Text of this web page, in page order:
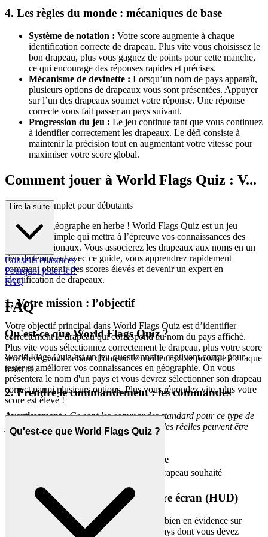
4. Les règles du monde : mécaniques de base
Système de notation : Votre score augmente à chaque
identification correcte de drapeau. Plus vite vous choisissez le
bon drapeau, plus vous gagnez de points pour cette manche,
ce qui encourage des réponses rapides et précises.
Mécanisme de devinette : Lorsqu’un nom de pays apparaît,
plusieurs options de drapeaux vous sont présentées. Appuyer
sur l’un des drapeaux soumet votre réponse. Une réponse
correcte vous fait passer au pays suivant.
Progression du jeu : Le jeu continue tant que vous continuez
à identifier correctement les drapeaux. Le défi consiste à
maintenir la précision tout en augmentant votre vitesse pour
maximiser votre score global.
Comment jouer à World Flags Quiz : V...
otre guide complet pour débutants
Bienvenue, géographe en herbe ! World Flags Quiz est un jeu
captivant et simple qui mettra à l’épreuve vos connaissances des
drapeaux nationaux. Vous associerez les drapeaux aux noms en un
rien de temps, et avec ce guide, vous apprendrez rapidement
comment obtenir des scores élevés et devenir un expert en
identification de drapeaux.
1. Votre mission : l’objectif
Votre objectif principal dans World Flags Quiz est d’identifier
correctement le drapeau qui correspond au nom du pays affiché.
Plus vite vous sélectionnez correctement le drapeau, plus votre score
sera élevé, vous défiant d’obtenir le meilleur score possible à chaque
manche.
2. Prendre le commandement : les commandes
Avertissement : Ce sont les commandes standard pour ce type de
jeu sur écran tactile mobile. Les commandes réelles peuvent être
légèrement différentes.
Touche(s) / Geste
Appuyer sur le drapeau souhaité
3. Lire le champ de bataille : votre écran (HUD)
Affichage du nom du pays :
Situé bien en évidence sur
l’écran, celui-ci affiche le nom du pays dont vous devez
Lire la suite
Conseils et astuces
Pourquoi jouer ici?
FAQ
FAQ
Qu'est-ce que World Flags Quiz ?
World Flags Quiz est un jeu-questionnaire captivant conçu pour
tester et améliorer vos connaissances en géographie. On vous
présentera le nom d'un pays et vous devrez sélectionner son drapeau
correct parmi plusieurs options. Plus vous répondez vite, plus votre
score est élevé !
Qu'est-ce que World Flags Quiz ?